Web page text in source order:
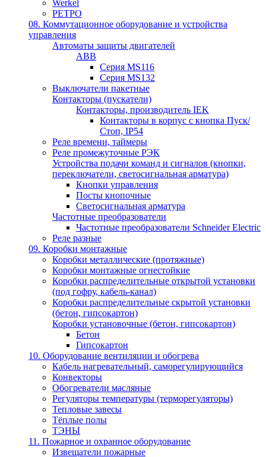
Werkel
РЕТРО
08. Коммутационное оборудование и устройства
управления
Автоматы защиты двигателей
ABB
Серия MS116
Серия MS132
Выключатели пакетные
Контакторы (пускатели)
Контакторы, производитель IEK
Контакторы в корпус с кнопка Пуск/
Стоп, IP54
Реле времени, таймеры
Реле промежуточные РЭК
Устройства подачи команд и сигналов (кнопки,
переключатели, светосигнальная арматура)
Кнопки управления
Посты кнопочные
Светосигнальная арматура
Частотные преобразователи
Частотные преобразователи Schneider Electric
Реле разные
09. Коробки монтажные
Коробки металлические (протяжные)
Коробки монтажные огнестойкие
Коробки распределительные открытой установки
(под гофру, кабель-канал)
Коробки распределительные скрытой установки
(бетон, гипсокартон)
Коробки установочные (бетон, гипсокартон)
Бетон
Гипсокартон
10. Оборудование вентиляции и обогрева
Кабель нагревательный, саморегулирующийся
Конвекторы
Обогреватели масляные
Регуляторы температуры (терморегуляторы)
Тепловые завесы
Тёплые полы
ТЭНЫ
11. Пожарное и охранное оборудование
Извещатели пожарные